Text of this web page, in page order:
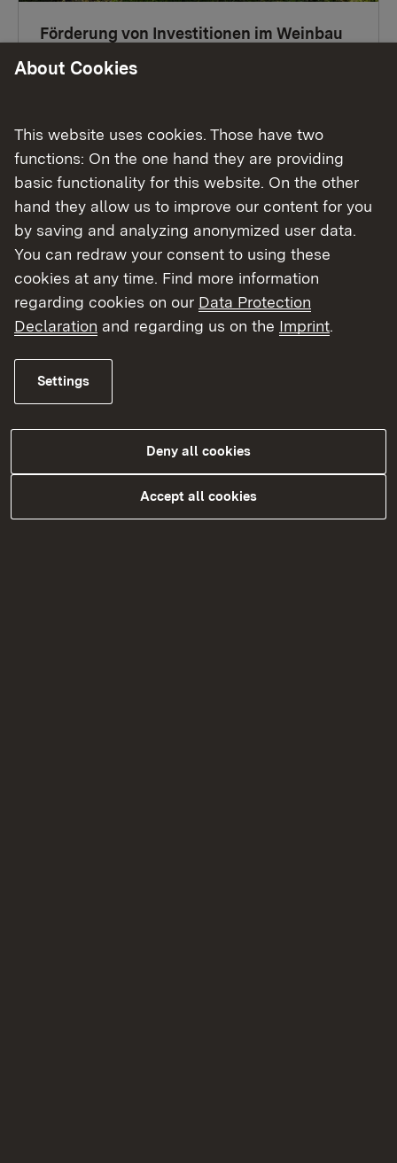
Förderung von Investitionen im Weinbau
Investitionsbeihilfen zur
Marktstrukturverbesserung
Read more
About Cookies
This website uses cookies. Those have two
functions: On the one hand they are providing
basic functionality for this website. On the other
hand they allow us to improve our content for you
by saving and analyzing anonymized user data.
You can redraw your consent to using these
cookies at any time. Find more information
regarding cookies on our Data Protection
Declaration and regarding us on the Imprint.
Settings
Deny all cookies
Accept all cookies